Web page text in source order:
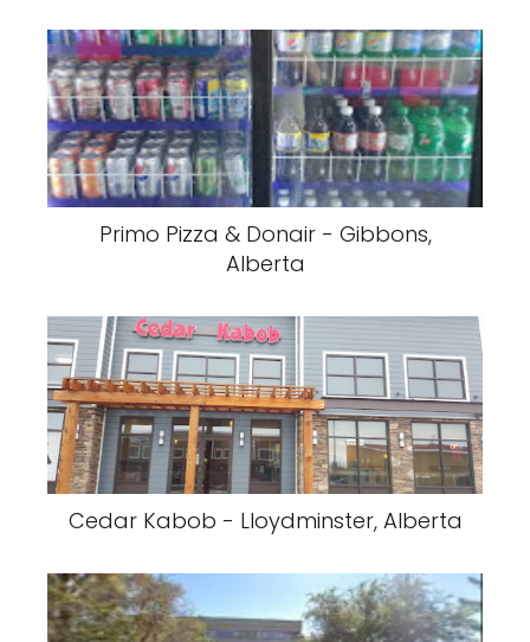
Primo Pizza & Donair - Gibbons,
Alberta
Cedar Kabob - Lloydminster, Alberta